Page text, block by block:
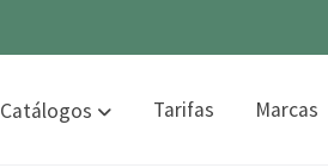
Catálogos Tarifas Marcas